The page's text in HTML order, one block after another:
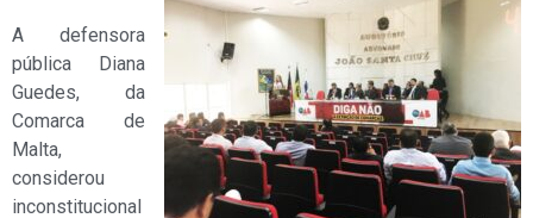
A defensora
pública Diana
Guedes, da
Comarca de
Malta,
considerou
inconstitucional